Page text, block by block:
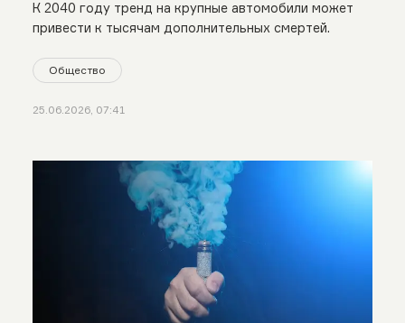
К 2040 году тренд на крупные автомобили может
привести к тысячам дополнительных смертей.
Общество
25.06.2026, 07:41